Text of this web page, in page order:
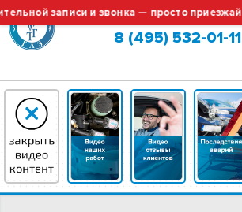
записи и звонка — просто приезжайте!
Москва (сменить город?)
8 (495) 532-01-11